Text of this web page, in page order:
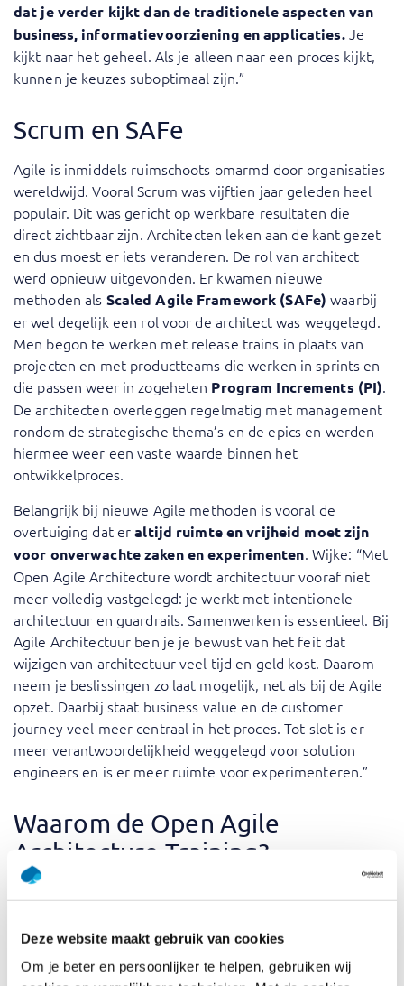
Deze website maakt gebruik van cookies
Om je beter en persoonlijker te helpen, gebruiken wij
dat je verder kijkt dan de traditionele aspecten van
business, informatievoorziening en applicaties.Je
kijkt naar het geheel. Als je alleen naar een proces kijkt,
kunnen je keuzes suboptimaal zijn.”
Scrum en SAFe
Agile is inmiddels ruimschoots omarmd door organisaties
wereldwijd. Vooral Scrum was vijftien jaar geleden heel
populair. Dit was gericht op werkbare resultaten die
direct zichtbaar zijn. Architecten leken aan de kant gezet
en dus moest er iets veranderen. De rol van architect
werd opnieuw uitgevonden. Er kwamen nieuwe
methoden als Scaled Agile Framework (SAFe) waarbij
er wel degelijk een rol voor de architect was weggelegd.
Men begon te werken met release trains in plaats van
projecten en met productteams die werken in sprints en
die passen weer in zogeheten Program Increments (PI).
De architecten overleggen regelmatig met management
rondom de strategische thema’s en de epics en werden
hiermee weer een vaste waarde binnen het
ontwikkelproces.
Belangrijk bij nieuwe Agile methoden is vooral de
overtuiging dat eraltijd ruimte en vrijheid moet zijn
voor onverwachte zaken en experimenten. Wijke: “Met
Open Agile Architecture wordt architectuur vooraf niet
meer volledig vastgelegd: je werkt met intentionele
architectuur en guardrails. Samenwerken is essentieel. Bij
Agile Architectuur ben je je bewust van het feit dat
wijzigen van architectuur veel tijd en geld kost. Daarom
neem je beslissingen zo laat mogelijk, net als bij de Agile
opzet. Daarbij staat business value en de customer
journey veel meer centraal in het proces. Tot slot is er
meer verantwoordelijkheid weggelegd voor solution
engineers en is er meer ruimte voor experimenteren.”
Waarom de Open Agile
Architecture Training?
Wijke: “Open Agile Architectuur vergt echt een andere
raamwerken als TOGAF en SAFe. Maar de wereld is
veranderd. Open Agile Architecture gaat in op digitale
transformaties. Er is niet meer business en IT. Die twee